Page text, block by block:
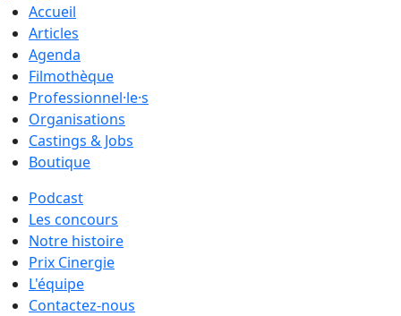
Accueil
Articles
Agenda
Filmothèque
Professionnel·le·s
Organisations
Castings & Jobs
Boutique
Podcast
Les concours
Notre histoire
Prix Cinergie
L'équipe
Contactez-nous